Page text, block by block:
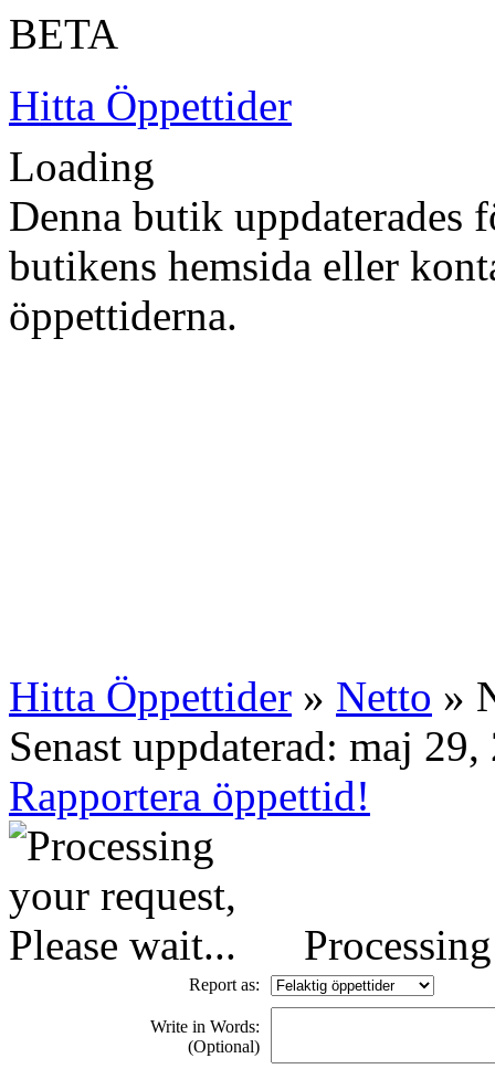
BETA
Hitta Öppettider
Loading
Denna butik uppdaterades
butikens hemsida eller
öppettiderna.
Hitta Öppettider » Netto »
Senast uppdaterad: maj 29,
Rapportera öppettid!
Report as:
Write in Words:
(Optional)